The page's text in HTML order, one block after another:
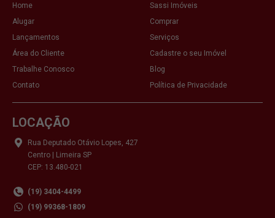
Home
Sassi Imóveis
Alugar
Comprar
Lançamentos
Serviços
Área do Cliente
Cadastre o seu Imóvel
Trabalhe Conosco
Blog
Contato
Política de Privacidade
LOCAÇÃO
Rua Deputado Otávio Lopes, 427
Centro | Limeira SP
CEP: 13.480-021
(19) 3404-4499
(19) 99368-1809